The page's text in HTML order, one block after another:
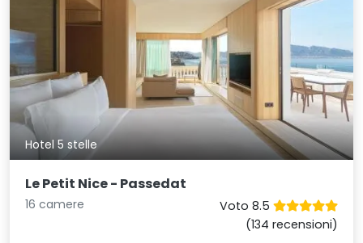
Hotel 5 stelle
Le Petit Nice - Passedat
16 camere
Voto 8.5
(134 recensioni)